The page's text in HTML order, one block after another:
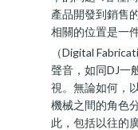
產品開發到銷售
相關的位置是一
（Digital
聲音，如同DJ一
視。無論如何，
機械之間的角色
此，包括以往的